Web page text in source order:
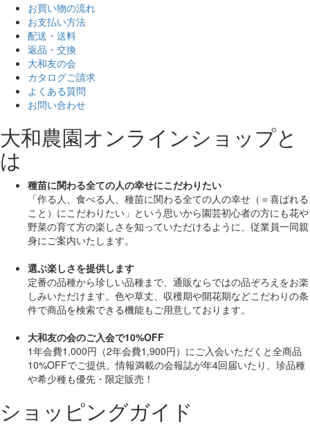
お買い物の流れ
お支払い方法
配送・送料
返品・交換
大和友の会
カタログご請求
よくある質問
お問い合わせ
大和農園オンラインショップと
は
種苗に関わる全ての人の幸せにこだわりたい
「作る人、食べる人、種苗に関わる全ての人の幸せ（＝喜ばれる
こと）にこだわりたい」 という思いから園芸初心者の方にも花や
野菜の育て方の楽しさを知っていただけるように、従業員一同親
身にご案内いたします。
選ぶ楽しさを提供します
定番の品種から珍しい品種まで、通販ならではの品ぞろえをお楽
しみいただけます。色や草丈、収穫期や開花期などこだわりの条
件で商品を検索できる機能もご用意しております。
大和友の会のご入会で10%OFF
1年会費1,000円（2年会費1,900円）にご入会いただくと全商品
10%OFFでご提供。情報満載の会報誌が年4回届いたり、珍品種
や希少種も優先・限定販売！
ショッピングガイド